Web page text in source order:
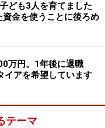
貯蓄ができないスト
す。年金のこと、子
ドバイスをお願いし
す。
ども3人を育てました
金を使うことに後ろめ
万円。1年後に退職
イアを希望しています
テーマ